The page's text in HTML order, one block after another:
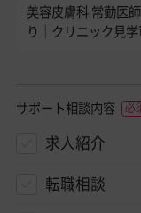
美容皮膚科 常勤医
り│クリニック見
サポート相談内容
求人紹介
転職相談